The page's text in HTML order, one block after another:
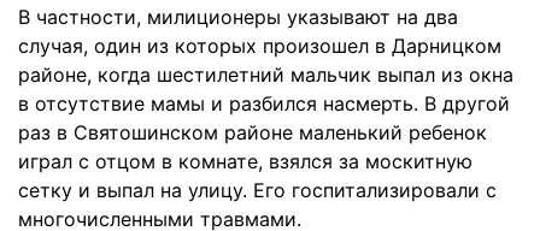
В частности, милиционеры указывают на два
случая, один из которых произошел в Дарницком
районе, когда шестилетний мальчик выпал из окна
в отсутствие мамы и разбился насмерть. В другой
раз в Святошинском районе маленький ребенок
играл с отцом в комнате, взялся за москитную
сетку и выпал на улицу. Его госпитализировали с
многочисленными травмами.